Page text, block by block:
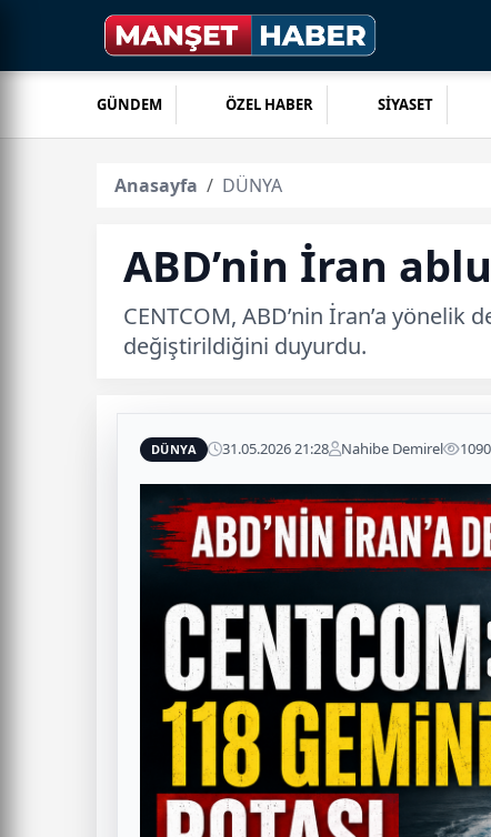
GÜNDEM ÖZEL HABER SİYASET
Anasayfa DÜNYA
ABD’nin İran
CENTCOM, ABD’nin İran’a yönelik
değiştirildiğini duyurdu.
DÜNYA 31.05.2026 21:28 Nahibe Demirel